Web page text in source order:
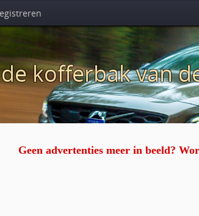
kofferbak van
Geen advertenties meer in beeld?